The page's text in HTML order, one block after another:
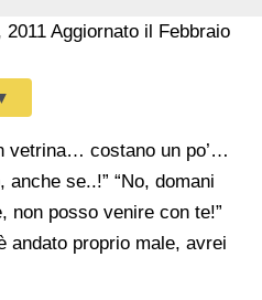
2011 Aggiornato il Febbraio
vetrina… costano un po’…
se..!” “No, domani
non posso venire con te!”
andato proprio male, avrei